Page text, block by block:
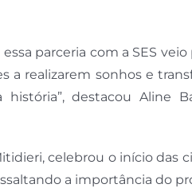
parceria com a SES
a realizarem sonhos e
destacou Aline
celebrou o início das
a importância do